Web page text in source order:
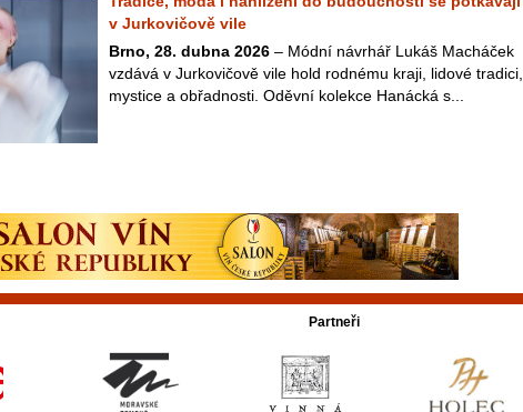
v Jurkovičově vile
Brno, 28. dubna 2026 – Módní návrhář Lukáš Macháček
vzdává v Jurkovičově vile hold rodnému kraji, lidové tradici,
mystice a obřadnosti. Oděvní kolekce Hanácká s...
Partneři